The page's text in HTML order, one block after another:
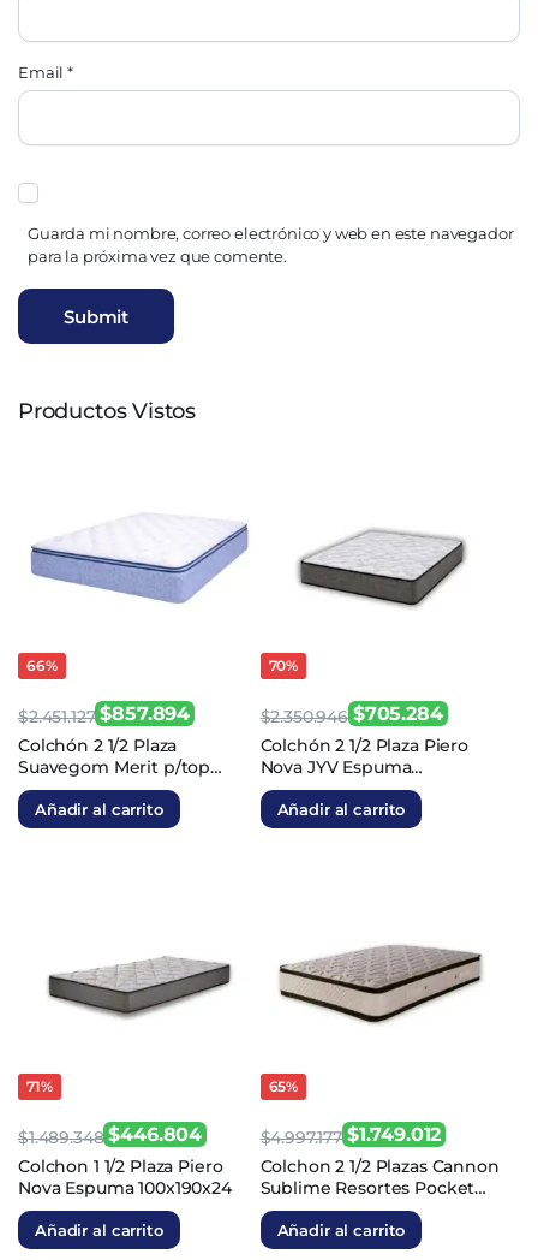
Email*
Guarda mi nombre, correo electrónico y web en este navegador
para la próxima vez que comente.
Productos Vistos
66%
$2.451.127
El
precio
original
era:
$857.894
El
precio
actual
es:
Colchón 2 1/2 Plaza
Suavegom Merit p/top
Espuma 140x190x29
Añadir al carrito
70%
$2.350.946
El
precio
original
era:
$705.284
El
precio
actual
es:
Colchón 2 1/2 Plaza Piero
Nova JYV Espuma
140x190x27
Añadir al carrito
71%
$1.489.348
El
precio
original
era:
$446.804
El
precio
actual
es:
Colchon 1 1/2 Plaza Piero
Nova Espuma 100x190x24
Añadir al carrito
65%
$4.997.177
El
precio
original
era:
$1.749.012
El
precio
actual
es:
Colchon 2 1/2 Plazas Cannon
Sublime Resortes Pocket
140x190x33
Añadir al carrito